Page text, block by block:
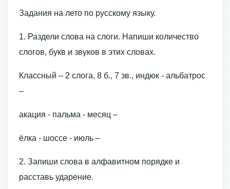
Задания на лето по русскому языку.
1. Раздели слова на слоги. Напиши количество
слогов, букв и звуков в этих словах.
Классный – 2 слога, 8 б., 7 зв., индюк - альбатрос
–
акация - пальма - месяц –
ёлка - шоссе - июль –
2. Запиши слова в алфавитном порядке и
расставь ударение.